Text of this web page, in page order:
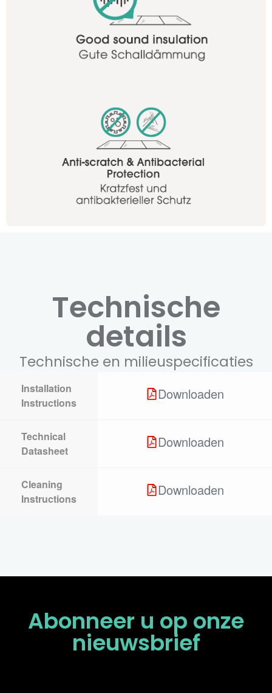
Technische
details
Technische en milieuspecificaties
Installation
Instructions
Downloaden
Technical
Datasheet
Downloaden
Cleaning
Instructions
Downloaden
Abonneer u op onze
nieuwsbrief